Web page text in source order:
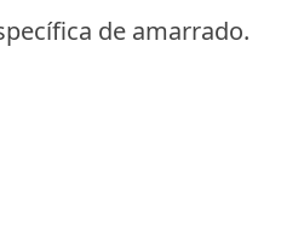
de amarrado.